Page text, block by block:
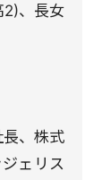
2)、長女
、株式
ェリス